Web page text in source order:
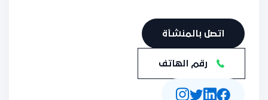
اتصل بالمنشأة
رقم الهاتف